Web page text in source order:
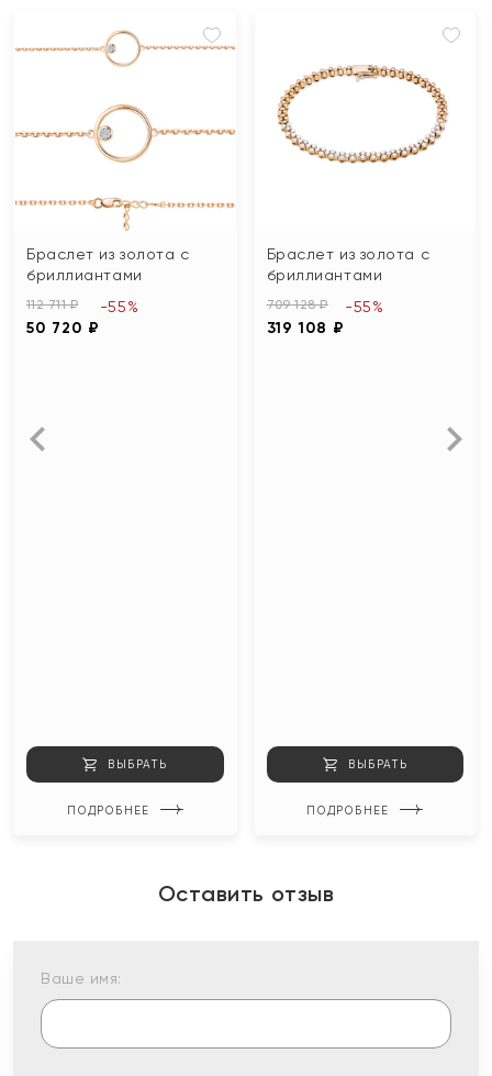
Браслет из золота с
бриллиантами
112 711 ₽
50 720 ₽
-55%
ВЫБРАТЬ
ПОДРОБНЕЕ
Браслет из золота с
бриллиантами
709 128 ₽
319 108 ₽
-55%
ВЫБРАТЬ
ПОДРОБНЕЕ
Оставить отзыв
Ваше имя: